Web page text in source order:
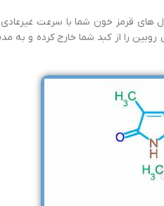
های قرمز خون شما با سرعت